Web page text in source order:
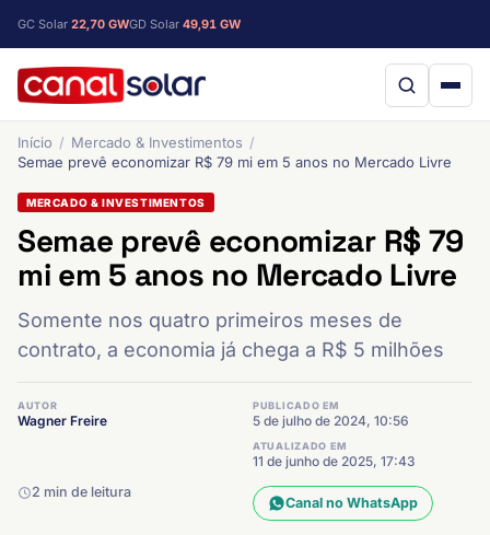
GC Solar 22,70 GWGD Solar 49,91 GW
Início
Mercado & Investimentos
Semae prevê economizar R$ 79 mi em 5 anos no Mercado Livre
MERCADO & INVESTIMENTOS
Semae prevê economizar R$ 79
mi em 5 anos no Mercado Livre
Somente nos quatro primeiros meses de
contrato, a economia já chega a R$ 5 milhões
AUTOR
Wagner Freire
PUBLICADO EM
5 de julho de 2024, 10:56
ATUALIZADO EM
11 de junho de 2025, 17:43
2 min de leitura
Canal no WhatsApp